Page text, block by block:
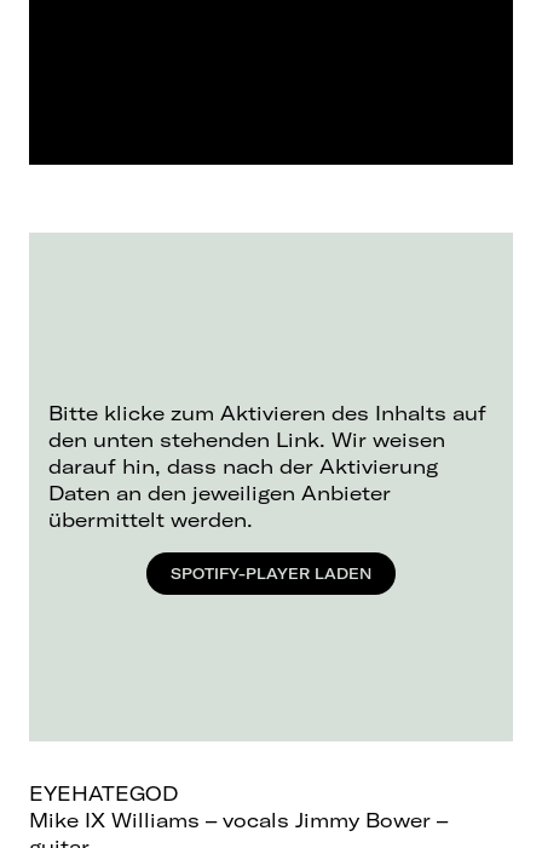
Bitte klicke zum Aktivieren des Inhalts auf
den unten stehenden Link. Wir weisen
darauf hin, dass nach der Aktivierung
Daten an den jeweiligen Anbieter
übermittelt werden.
SPOTIFY-PLAYER LADEN
EYEHATEGOD
Mike IX Williams – vocals Jimmy Bower –